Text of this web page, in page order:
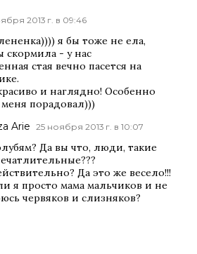
2013 г. в 09:46
я бы тоже не ела,
скормила - у нас
стая вечно пасется на
и наглядно! Особенно
порадовал)))
Arie 25 ноября 2013 г. в 10:07
Да вы что, люди, такие
Да это же весело!!!
я просто мама мальчиков и не
червяков и слизняков?